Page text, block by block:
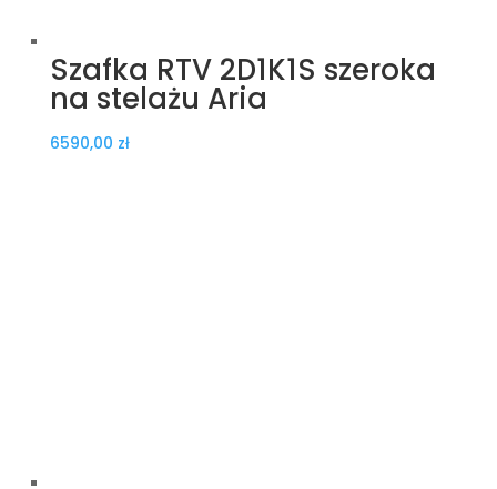
Szafka RTV 2D1K1S szeroka
na stelażu Aria
6590,00 zł